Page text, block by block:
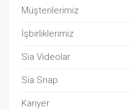
Müşterilerimiz
İşbirliklerimiz
Sia Videolar
Sia Snap
Kariyer